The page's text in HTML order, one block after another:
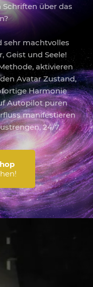
über das
sehr machtvolles
Geist und Seele!
aktivieren
Avatar Zustand,
Harmonie
Autopilot puren
manifestieren
24/7.